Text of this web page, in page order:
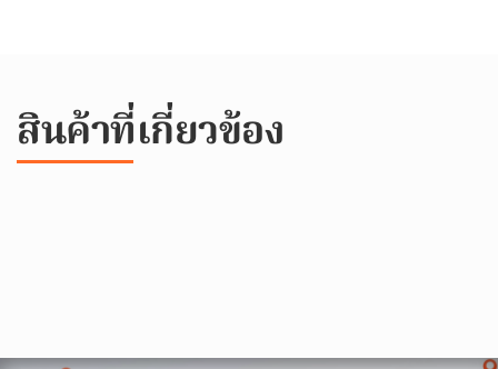
สินค้าที่เกี่ยวข้อง